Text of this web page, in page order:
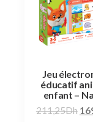
Jeu
éducatif
enfant –
211,25Dh